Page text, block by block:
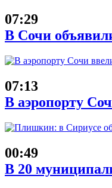
07:29
В Сочи
07:13
В аэропорту
00:49
В 20